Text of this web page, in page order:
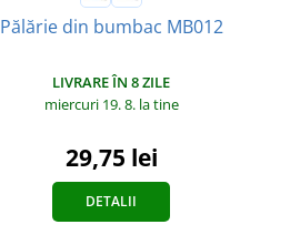
Pălărie din bumbac MB012
LIVRARE ÎN 8 ZILE
miercuri 19. 8. la tine
29,75 lei
DETALII